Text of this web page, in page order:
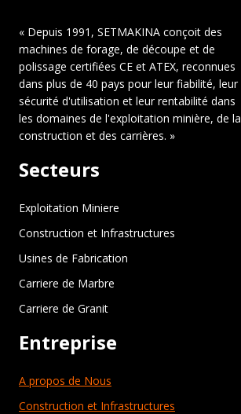
« Depuis 1991, SETMAKINA conçoit des
machines de forage, de découpe et de
polissage certifiées CE et ATEX, reconnues
dans plus de 40 pays pour leur fiabilité, leur
sécurité d'utilisation et leur rentabilité dans
les domaines de l'exploitation minière, de la
construction et des carrières. »
Secteurs
Exploitation Miniere
Construction et Infrastructures
Usines de Fabrication
Carriere de Marbre
Carriere de Granit
Entreprise
A propos de Nous
Construction et Infrastructures